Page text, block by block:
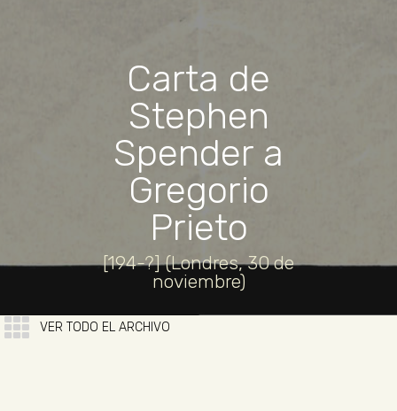
Carta de
Stephen
Spender a
Gregorio
Prieto
[194-?] (Londres, 30 de
noviembre)
VER TODO EL ARCHIVO